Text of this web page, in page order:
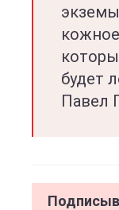
будет
Павел